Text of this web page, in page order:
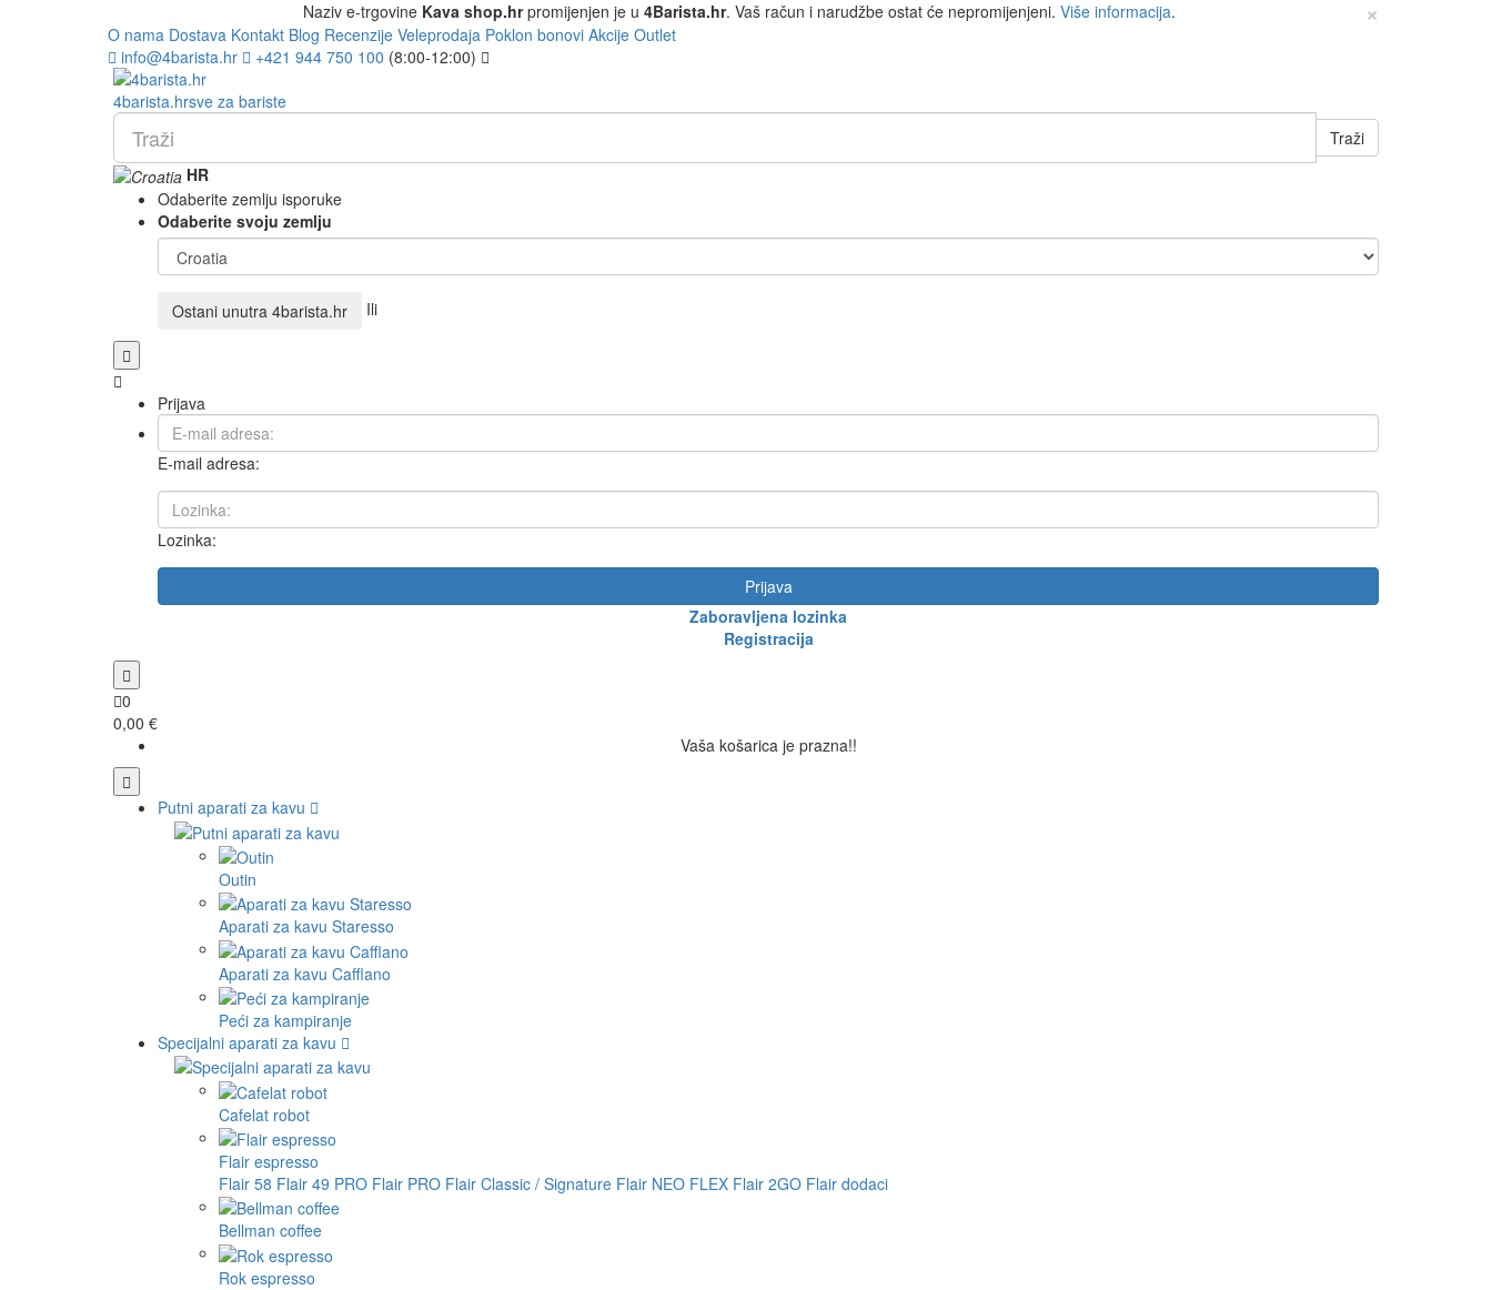
Naziv e-trgovine Kava shop.hrpromijenjen je u 4Barista.hr. Vaš račun i narudžbe ostat će nepromijenjeni. Više informacija. ×
O nama Dostava Kontakt Blog Recenzije Veleprodaja Poklon bonovi Akcije Outlet
info@4barista.hr
+421 944 750 100 (8:00-12:00)
4barista.hrsve za bariste
Traži
HR
Odaberite zemlju isporuke
Odaberite svoju zemlju
Ostani unutra 4barista.hr Ili
Prijava
E-mail adresa:
Lozinka:
Prijava
Zaboravljena lozinka
Registracija
0
0,00 €
Vaša košarica je prazna!!
Putni aparati za kavu
Outin
Aparati za kavu Staresso
Aparati za kavu Cafflano
Peći za kampiranje
Specijalni aparati za kavu
Cafelat robot
Flair espresso
Flair 58 Flair 49 PRO Flair PRO Flair Classic / Signature Flair NEO FLEX Flair 2GO Flair dodaci
Bellman coffee
Rok espresso